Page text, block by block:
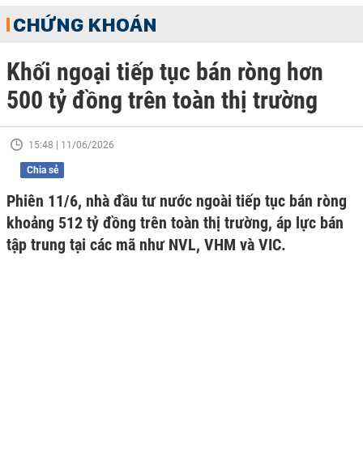
CHỨNG KHOÁN
Khối ngoại tiếp tục bán ròng hơn
500 tỷ đồng trên toàn thị trường
15:48 | 11/06/2026
Chia sẻ
Phiên 11/6, nhà đầu tư nước ngoài tiếp tục bán ròng
khoảng 512 tỷ đồng trên toàn thị trường, áp lực bán
tập trung tại các mã như NVL, VHM và VIC.